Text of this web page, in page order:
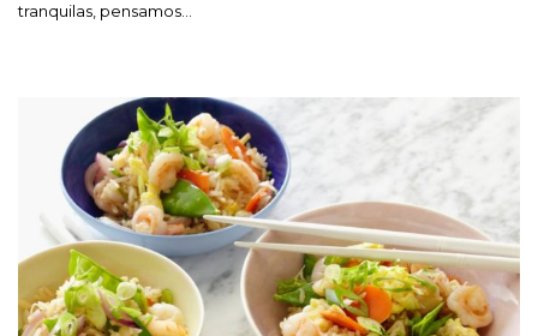
tranquilas, pensamos…